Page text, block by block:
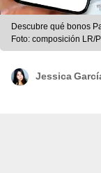
Descubre qué bonos
Foto: composición LR/
Jessica